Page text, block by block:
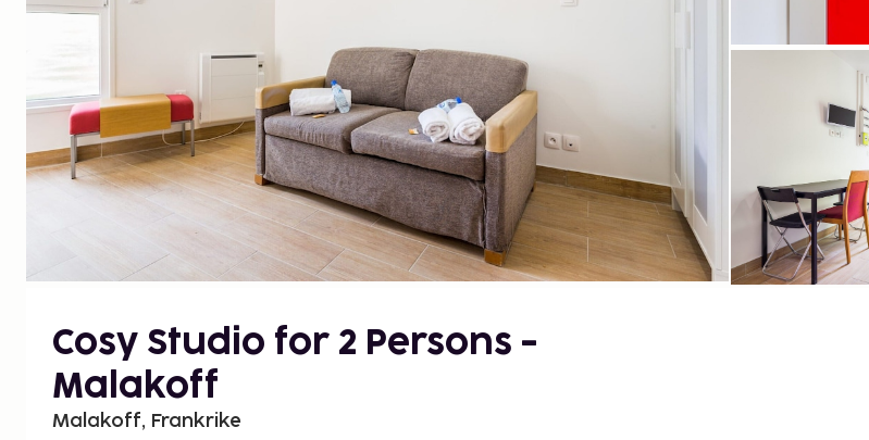
Cosy Studio for 2 Persons -
Malakoff
Malakoff, Frankrike